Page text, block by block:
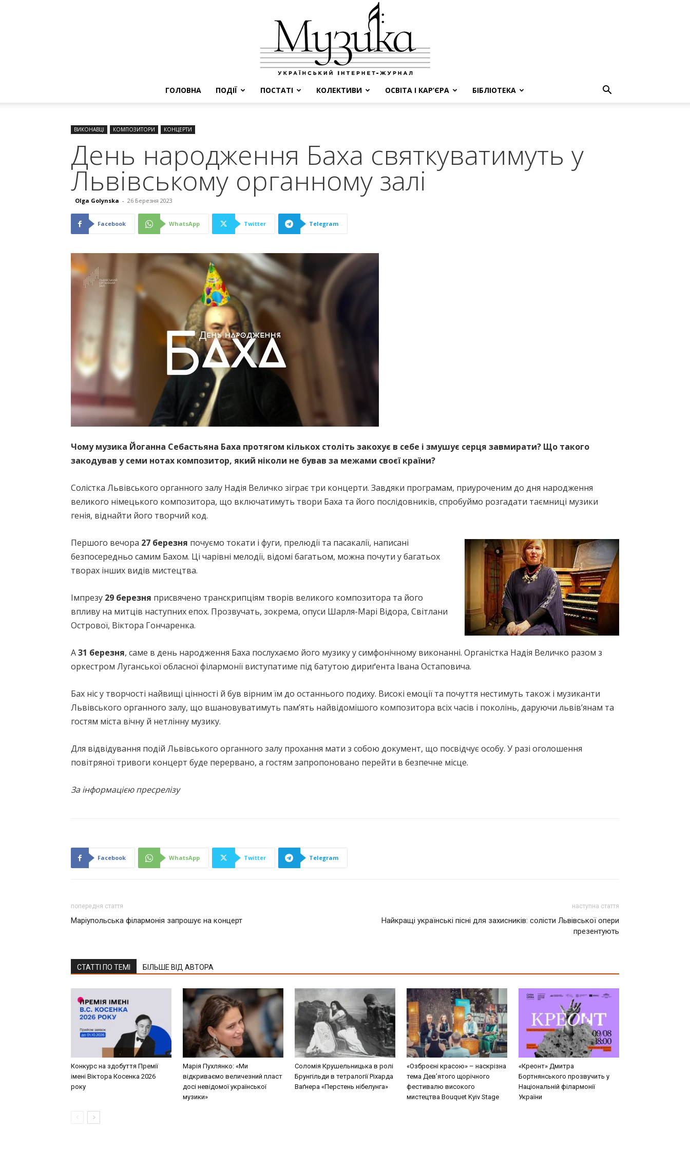
ГОЛОВНА ПОДІЇ ПОСТАТІ КОЛЕКТИВИ ОСВІТА І КАР’ЄРА БІБЛІОТЕКА
ВИКОНАВЦІ КОМПОЗИТОРИ КОНЦЕРТИ
День народження Баха святкуватимуть у
Львівському органному залі
Olga Golynska - 26 Березня 2023
Facebook WhatsApp Twitter Telegram
Чому музика Йоганна Себастьяна Баха протягом кількох століть закохує в себе і змушує серця завмирати? Що такого
закодував у семи нотах композитор, який ніколи не бував за межами своєї країни?
Солістка Львівського органного залу Надія Величко зіграє три концерти. Завдяки програмам, приуроченим до дня народження
великого німецького композитора, що включатимуть твори Баха та його послідовників, спробуймо розгадати таємниці музики
генія, віднайти його творчий код.
Першого вечора 27 березня почуємо токати і фуги, прелюдії та пасакалії, написані
безпосередньо самим Бахом. Ці чарівні мелодії, відомі багатьом, можна почути у багатьох
творах інших видів мистецтва.
Імпрезу 29 березня присвячено транскрипціям творів великого композитора та його
впливу на митців наступних епох. Прозвучать, зокрема, опуси Шарля-Марі Відора, Світлани
Острової, Віктора Гончаренка.
А31 березня, саме в день народження Баха послухаємо його музику у симфонічному виконанні. Органістка Надія Величко разом з
оркестром Луганської обласної філармонії виступатиме під батутою дириґента Івана Остаповича.
Бах ніс у творчості найвищі цінності й був вірним їм до останнього подиху. Високі емоції та почуття нестимуть також і музиканти
Львівського органного залу, що вшановуватимуть памʼять найвідомішого композитора всіх часів і поколінь, даруючи львівʼянам та
гостям міста вічну й нетлінну музику.
Для відвідування подій Львівського органного залу прохання мати з собою документ, що посвідчує особу. У разі оголошення
повітряної тривоги концерт буде перервано, а гостям запропоновано перейти в безпечне місце.
За інформацією пресрелізу
Facebook WhatsApp Twitter Telegram
попередня стаття
Маріупольська філармонія запрошує на концерт
наступна стаття
Найкращі українські пісні для захисників: солісти Львівської опери
презентують
СТАТТІ ПО ТЕМІ БІЛЬШЕ ВІД АВТОРА
Конкурс на здобуття Премії
імені Віктора Косенка 2026
року
Марія Пухлянко: «Ми
відкриваємо величезний пласт
досі невідомої української
музики»
Соломія Крушельницька в ролі
Брунгільди в тетралогії Ріхарда
Ваґнера «Перстень нібелунга»
«Озброєні красою» – наскрізна
тема Дев’ятого щорічного
фестивалю високого
мистецтва Bouquet Kyiv Stage
«Креонт» Дмитра
Бортнянського прозвучить у
Національній філармонії
України